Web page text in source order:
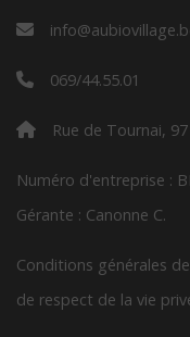
069/44.55.01
Rue de Tournai,
Numéro d'entreprise :
Gérante : Canonne C.
Conditions générales
de respect de la vie